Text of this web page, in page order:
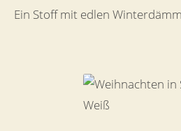
Ein Stoff mit edlen